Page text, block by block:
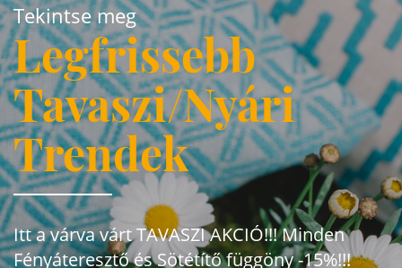
Tekintse meg
Legfrissebb
Tavaszi/Nyári
Trendek
Itt a várva várt TAVASZI AKCIÓ!!! Minden
Fényáteresztő és Sötétítő függöny -15%!!!